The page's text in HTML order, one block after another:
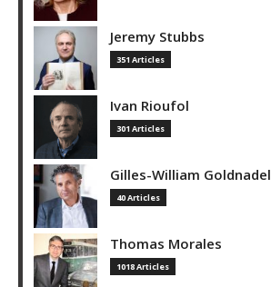
Jeremy Stubbs
351 Articles
Ivan Rioufol
301 Articles
Gilles-William Goldnadel
40 Articles
Thomas Morales
1018 Articles